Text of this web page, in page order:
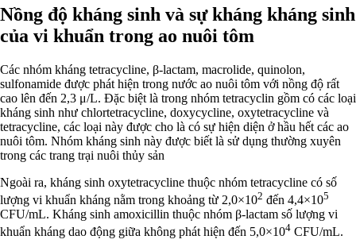
Nồng độ kháng sinh và sự kháng kháng sinh
của vi khuẩn trong ao nuôi tôm
Các nhóm kháng tetracycline, β-lactam, macrolide, quinolon,
sulfonamide được phát hiện trong nước ao nuôi tôm với nồng độ rất
cao lên đến 2,3 μ/L. Đặc biệt là trong nhóm tetracyclin gồm có các loại
kháng sinh như chlortetracycline, doxycycline, oxytetracycline và
tetracycline, các loại này được cho là có sự hiện diện ở hầu hết các ao
nuôi tôm. Nhóm kháng sinh này được biết là sử dụng thường xuyên
trong các trang trại nuôi thủy sản
Ngoài ra, kháng sinh oxytetracycline thuộc nhóm tetracycline có số
lượng vi khuẩn kháng nằm trong khoảng từ 2,0×102 đến 4,4×105
CFU/mL. Kháng sinh amoxicillin thuộc nhóm β-lactam số lượng vi
khuẩn kháng dao động giữa không phát hiện đến 5,0×104 CFU/mL.